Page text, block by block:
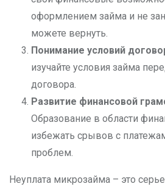
оформлением займа и не
можете вернуть.
Понимание условий
изучайте условия займа
договора.
Развитие финансовой
Образование в области
избежать срывов с
проблем.
Неуплата микрозайма – это